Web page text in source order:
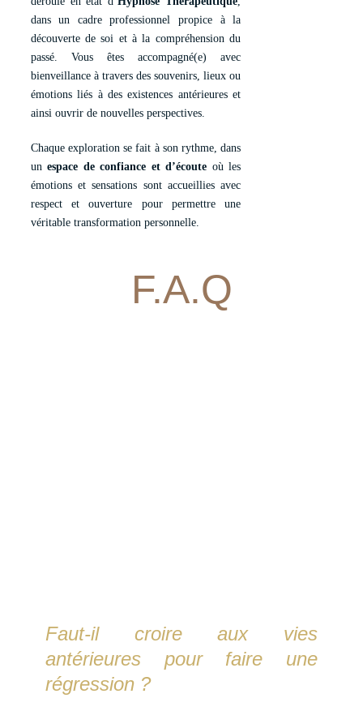
dans un cadre professionnel propice à la
découverte de soi et à la compréhension du
passé. Vous êtes accompagné(e) avec
bienveillance à travers des souvenirs, lieux ou
émotions liés à des existences antérieures et
ainsi ouvrir de nouvelles perspectives.
Chaque exploration se fait à son rythme, dans
unespace de confiance et d’écoute où les
émotions et sensations sont accueillies avec
respect et ouverture pour permettre une
véritable transformation personnelle.
F.A.Q
Faut-il croire aux vies
antérieures pour faire une
régression ?